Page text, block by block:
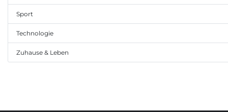
Sport
Technologie
Zuhause & Leben